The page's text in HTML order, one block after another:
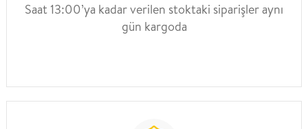
Saat 13:00’ya kadar verilen stoktaki siparişler aynı
gün kargoda